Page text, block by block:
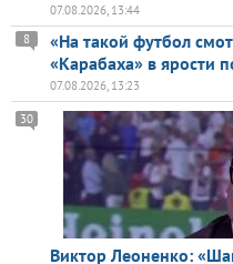
07.08.2026, 13:44
«На такой футбол
«Карабаха» в ярости
8
07.08.2026, 13:23
Виктор Леоненко:
30